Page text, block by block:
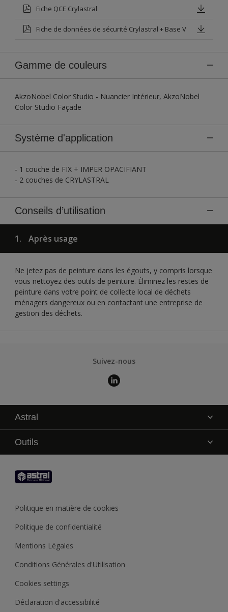
Fiche QCE Crylastral
Fiche de données de sécurité Crylastral + Base V
Gamme de couleurs
AkzoNobel Color Studio - Nuancier Intérieur, AkzoNobel
Color Studio Façade
Système d'application
- 1 couche de FIX + IMPER OPACIFIANT
- 2 couches de CRYLASTRAL
Conseils d’utilisation
1. Après usage
Ne jetez pas de peinture dans les égouts, y compris lorsque
vous nettoyez des outils de peinture. Éliminez les restes de
peinture dans votre point de collecte local de déchets
ménagers dangereux ou en contactant une entreprise de
gestion des déchets.
Suivez-nous
Astral
La marque
Service technique
Contact
Trouver un point de vente
Recycler son pot de peinture
Outils
Politique en matière de cookies
Politique de confidentialité
Mentions Légales
Conditions Générales d'Utilisation
Cookies settings
Déclaration d'accessibilité